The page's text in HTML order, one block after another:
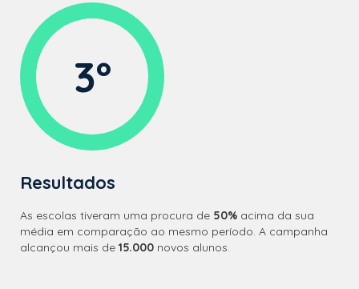
3º
Resultados
As escolas tiveram uma procura de 50% acima da sua
média em comparação ao mesmo período. A campanha
alcançou mais de 15.000 novos alunos.